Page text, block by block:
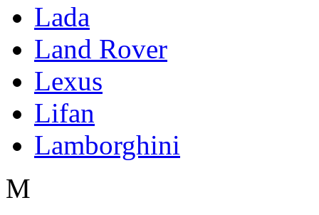
Lada
Land Rover
Lexus
Lifan
Lamborghini
M